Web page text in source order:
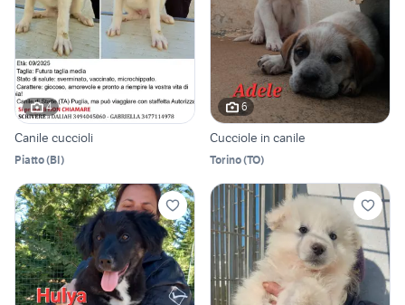
4
Canile cuccioli
Piatto(BI)
6
Cucciole in canile
Torino(TO)